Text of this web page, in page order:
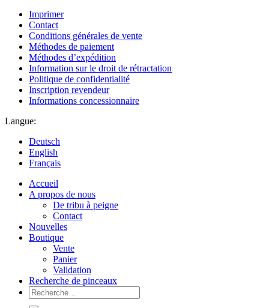
Imprimer
Contact
Conditions générales de vente
Méthodes de paiement
Méthodes d’expédition
Information sur le droit de rétractation
Politique de confidentialité
Inscription revendeur
Informations concessionnaire
Langue:
Deutsch
English
Français
Accueil
A propos de nous
De tribu à peigne
Contact
Nouvelles
Boutique
Vente
Panier
Validation
Recherche de pinceaux
Recherche
pour :